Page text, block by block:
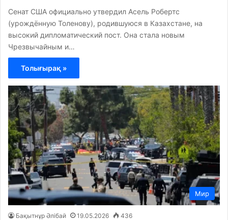
Сенат США официально утвердил Асель Робертс
(урождённую Толенову), родившуюся в Казахстане, на
высокий дипломатический пост. Она стала новым
Чрезвычайным и…
Толығырақ »
Мир
Бақытнұр Әлібай 19.05.2026 436